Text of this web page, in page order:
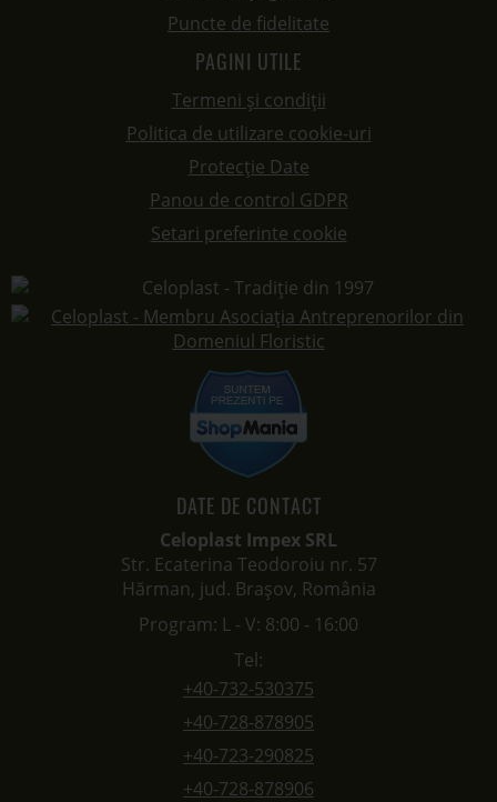
Puncte de fidelitate
PAGINI UTILE
Termeni și condiții
Politica de utilizare cookie-uri
Protecție Date
Panou de control GDPR
Setari preferinte cookie
DATE DE CONTACT
Celoplast Impex SRL
Str. Ecaterina Teodoroiu nr. 57
Hărman, jud. Brașov, România
Program: L - V: 8:00 - 16:00
Tel:
+40-732-530375
+40-728-878905
+40-723-290825
+40-728-878906